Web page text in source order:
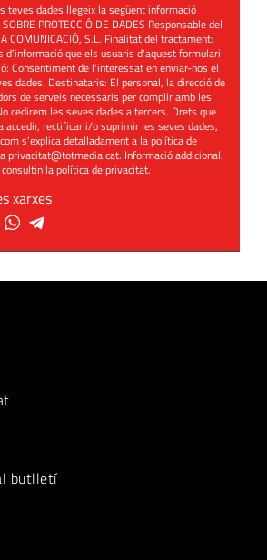
teves dades llegeix la següent informació
PROTECCIÓ DE DADES Responsable del
COMUNICACIÓ, S.L. Finalitat del tractament:
d'informació que els usuaris d'aquest formulari
Consentiment de l'interessat en enviar-nos el
dades. Destinataris: El personal, la direcció de
de serveis necessaris per complir amb les
cedirem les seves dades a tercers. Drets que
accedir, rectificar i/o suprimir les seves dades,
s'explica detalladament a la política de
privacitat@totmedia.cat. Informació addicional:
lapolítica de privacitat.
xarxes
butlletí